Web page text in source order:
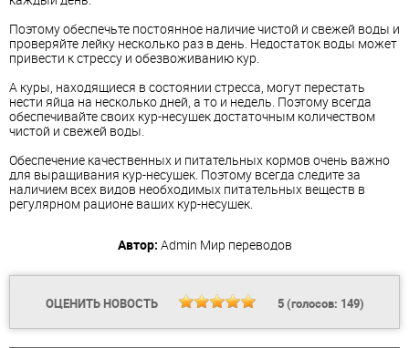
Поэтому обеспечьте постоянное наличие чистой и свежей воды и
проверяйте лейку несколько раз в день. Недостаток воды может
привести к стрессу и обезвоживанию кур.
А куры, находящиеся в состоянии стресса, могут перестать
нести яйца на несколько дней, а то и недель. Поэтому всегда
обеспечивайте своих кур-несушек достаточным количеством
чистой и свежей воды.
Обеспечение качественных и питательных кормов очень важно
для выращивания кур-несушек. Поэтому всегда следите за
наличием всех видов необходимых питательных веществ в
регулярном рационе ваших кур-несушек.
Автор: Admin Мир переводов
ОЦЕНИТЬ НОВОСТЬ 5(голосов: 149)